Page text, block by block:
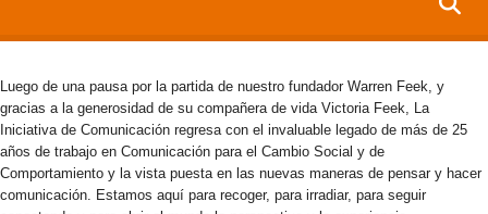
Luego de una pausa por la partida de nuestro fundador Warren Feek, y
gracias a la generosidad de su compañera de vida Victoria Feek, La
Iniciativa de Comunicación regresa con el invaluable legado de más de 25
años de trabajo en Comunicación para el Cambio Social y de
Comportamiento y la vista puesta en las nuevas maneras de pensar y hacer
comunicación. Estamos aquí para recoger, para irradiar, para seguir